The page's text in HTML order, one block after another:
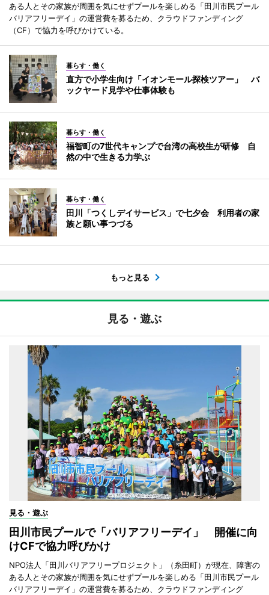
ある人とその家族が周囲を気にせずプールを楽しめる「田川市民プール
バリアフリーデイ」の運営費を募るため、クラウドファンディング
（CF）で協力を呼びかけている。
暮らす・働く
直方で小学生向け「イオンモール探検ツアー」 バ
ックヤード見学や仕事体験も
暮らす・働く
福智町の7世代キャンプで台湾の高校生が研修 自
然の中で生きる力学ぶ
暮らす・働く
田川「つくしデイサービス」で七夕会 利用者の家
族と願い事つづる
もっと見る
見る・遊ぶ
見る・遊ぶ
田川市民プールで「バリアフリーデイ」 開催に向
けCFで協力呼びかけ
NPO法人「田川バリアフリープロジェクト」（糸田町）が現在、障害の
ある人とその家族が周囲を気にせずプールを楽しめる「田川市民プール
バリアフリーデイ」の運営費を募るため、クラウドファンディング